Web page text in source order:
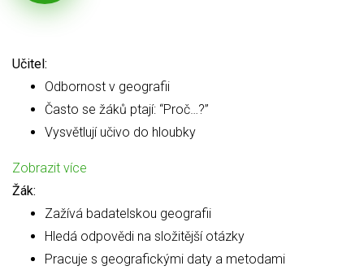
Učitel:
Odbornost v geografii
Často se žáků ptají: “Proč…?”
Vysvětlují učivo do hloubky
Zobrazit více
Žák:
Zažívá badatelskou geografii
Hledá odpovědi na složitější otázky
Pracuje s geografickými daty a metodami